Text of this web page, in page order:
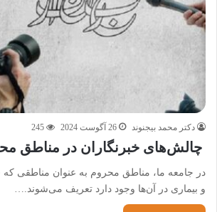
دکتر محمد بیجنوند 26 آگوست 2024 245
چالش‌های خبرنگاران در مناطق
در جامعه ما، مناطق محروم به عنوان مناطقی که
و بیماری در آن‌ها وجود دارد تعریف می‌شوند.…